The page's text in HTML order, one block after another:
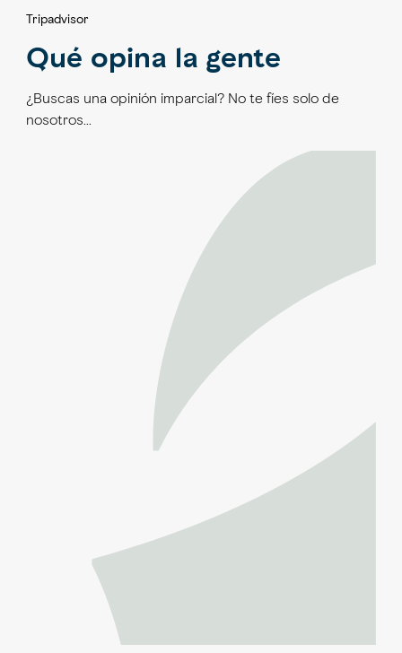
Tripadvisor
Qué opina la gente
¿Buscas una opinión imparcial? No te fíes solo de
nosotros…